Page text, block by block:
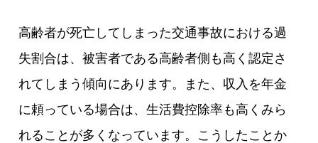
高齢者が死亡してしまった交通事故における過
失割合は、被害者である高齢者側も高く認定さ
れてしまう傾向にあります。また、収入を年金
に頼っている場合は、生活費控除率も高くみら
れることが多くなっています。こうしたことか